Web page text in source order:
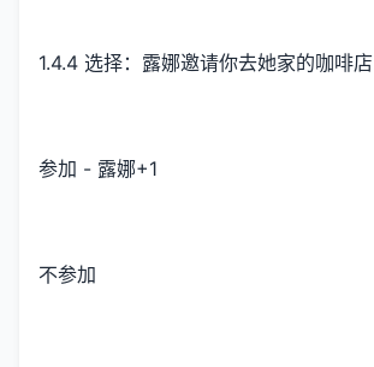
1.4.4 选择：露娜邀请你去她家的咖啡店
参加 - 露娜+1
不参加